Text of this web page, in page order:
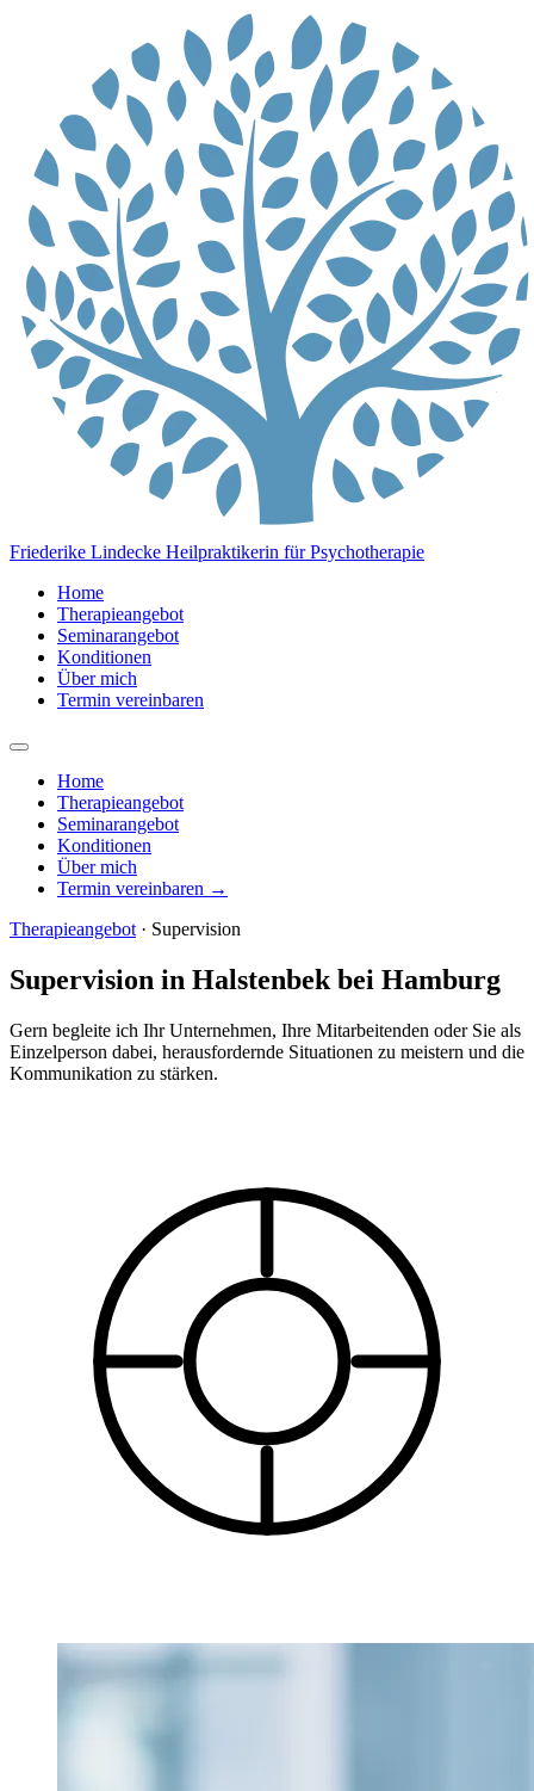
Friederike Lindecke Heilpraktikerin für Psychotherapie
Home
Therapieangebot
Seminarangebot
Konditionen
Über mich
Termin vereinbaren
Home
Therapieangebot
Seminarangebot
Konditionen
Über mich
Termin vereinbaren →
Therapieangebot · Supervision
Supervision in Halstenbek bei Hamburg
Gern begleite ich Ihr Unternehmen, Ihre Mitarbeitenden oder Sie als
Einzelperson dabei, herausfordernde Situationen zu meistern und die
Kommunikation zu stärken.